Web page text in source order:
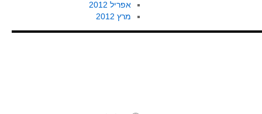
אפריל 2012
מרץ 2012